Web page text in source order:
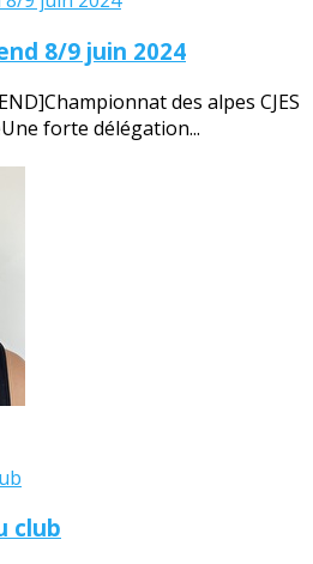
8/9 juin 2024
des alpes CJES
forte délégation...
club